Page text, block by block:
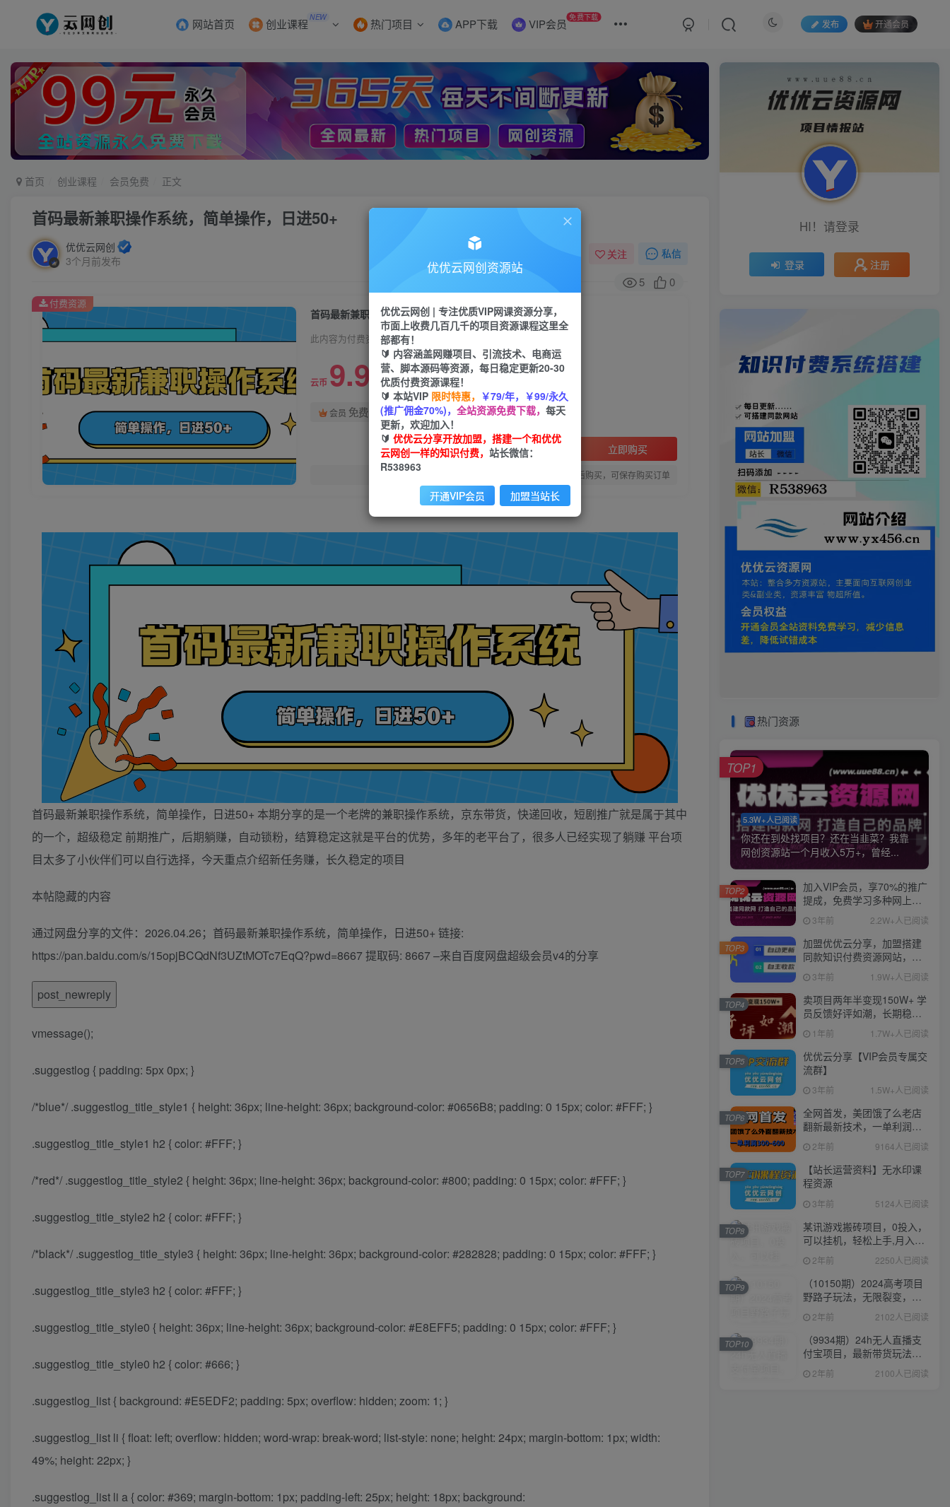
网站首页 创业课程 NEW 热门项目 APP下载 VIP会员 免费下载
发布 开通会员
首页 创业课程 会员免费 正文
首码最新兼职操作系统，简单操作，日进50+
优优云网创
3个月前发布
关注 私信
5 0
首码最新兼职操作系统，简单操作，日进50+
此内容为付费资源，请付费后查看
云币 9.9 限时特惠
云币99
会员 免费
立即购买
您当前未登录！建议登陆后购买，可保存购买订单
付费资源
首码最新兼职操作系统，简单操作，日进50+ 本期分享的是一个老牌的兼职操作系统，京东带货，快递回收，短剧推广就是属于其中
的一个，超级稳定 前期推广，后期躺赚，自动锁粉，结算稳定这就是平台的优势，多年的老平台了，很多人已经实现了躺赚 平台项
目太多了小伙伴们可以自行选择，今天重点介绍新任务赚，长久稳定的项目
本帖隐藏的内容
通过网盘分享的文件：2026.04.26；首码最新兼职操作系统，简单操作，日进50+ 链接:
https://pan.baidu.com/s/15opjBCQdNf3UZtMOTc7EqQ?pwd=8667 提取码: 8667 –来自百度网盘超级会员v4的分享
post_newreply
vmessage();
.suggestlog { padding: 5px 0px; }
/*blue*/ .suggestlog_title_style1 { height: 36px; line-height: 36px; background-color: #0656B8; padding: 0 15px; color: #FFF; }
.suggestlog_title_style1 h2 { color: #FFF; }
/*red*/ .suggestlog_title_style2 { height: 36px; line-height: 36px; background-color: #800; padding: 0 15px; color: #FFF; }
.suggestlog_title_style2 h2 { color: #FFF; }
/*black*/ .suggestlog_title_style3 { height: 36px; line-height: 36px; background-color: #282828; padding: 0 15px; color: #FFF; }
.suggestlog_title_style3 h2 { color: #FFF; }
.suggestlog_title_style0 { height: 36px; line-height: 36px; background-color: #E8EFF5; padding: 0 15px; color: #FFF; }
.suggestlog_title_style0 h2 { color: #666; }
.suggestlog_list { background: #E5EDF2; padding: 5px; overflow: hidden; zoom: 1; }
.suggestlog_list li { float: left; overflow: hidden; word-wrap: break-word; list-style: none; height: 24px; margin-bottom: 1px; width:
49%; height: 22px; }
.suggestlog_list li a { color: #369; margin-bottom: 1px; padding-left: 25px; height: 18px; background:
HI！请登录
登录 注册
热门资源
5.3W+人已阅读
你还在到处找项目？还在当韭菜？我靠
网创资源站一个月收入5万+，曾经...
TOP1
加入VIP会员，享70%的推广
提成，免费学习多种网上创
业课程，菜鸟秒变大神！
3年前 2.2W+人已阅读
TOP2
加盟优优云分享，加盟搭建
同款知识付费资源网站，实
现长期稳定被动收入~
3年前 1.9W+人已阅读
TOP3
卖项目两年半变现150W+ 学
员反馈好评如潮，长期稳定
变现，可以一直干到老！
1年前 1.7W+人已阅读
TOP4
优优云分享【VIP会员专属交
流群】
3年前 1.5W+人已阅读
TOP5
全网首发，美团饿了么老店
翻新最新技术，一单利润
300-600
2年前 9164人已阅读
TOP6
【站长运营资料】无水印课
程资源
3年前 5124人已阅读
TOP7
某讯游戏搬砖项目，0投入，
可以挂机，轻松上手,月入
3000+上不封顶
2年前 2250人已阅读
TOP8
（10150期）2024高考项目
野路子玩法，无限裂变，最
高一天1W＋！
2年前 2102人已阅读
TOP9
（9934期）24h无人直播支
付宝项目，最新带货玩法，
纯躺赚实测日入500+
2年前 2100人已阅读
TOP10
优优云网创资源站
优优云网创 | 专注优质VIP网课资源分享，
市面上收费几百几千的项目资源课程这里全
部都有！
🔰 内容涵盖网赚项目、引流技术、电商运
营、脚本源码等资源，每日稳定更新20-30
优质付费资源课程！
🔰 本站VIP 限时特惠， ￥79/年，￥99/永久
(推广佣金70%)， 全站资源免费下载， 每天
更新，欢迎加入！
🔰 优优云分享开放加盟，搭建一个和优优
云网创一样的知识付费， 站长微信：
R538963
开通VIP会员 加盟当站长